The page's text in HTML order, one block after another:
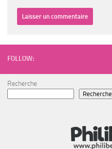
FOLLOW:
Recherche
Recherche